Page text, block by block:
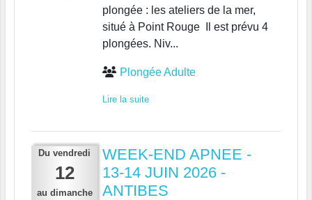
plongée : les ateliers de la mer,
situé à Point Rouge Il est prévu 4
plongées. Niv...
Plongée Adulte
Lire la suite
Du vendredi
12
au dimanche
WEEK-END APNEE -
13-14 JUIN 2026 -
ANTIBES